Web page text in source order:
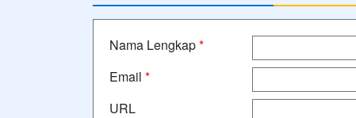
Nama Lengkap*
Email *
URL